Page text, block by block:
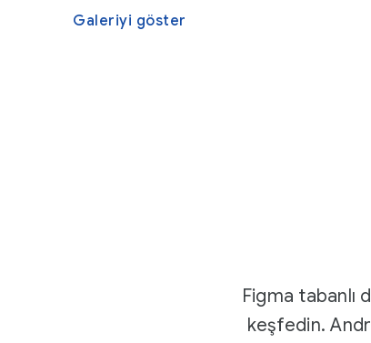
Galeriyi göster
Figma tabanlı
keşfedin.